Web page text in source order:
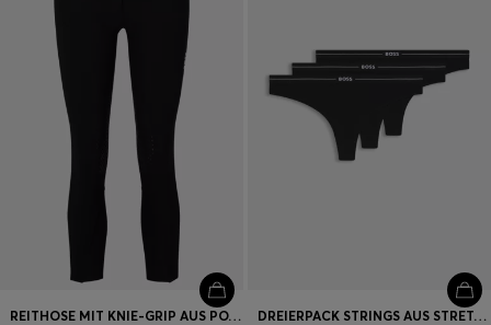
REITHOSE MIT KNIE-GRIP AUS POWER-STRETCH-MATERIAL DREIERPACK STRINGS AUS STRETCH-BAUMWOLLE MIT LOGOS AM BUND